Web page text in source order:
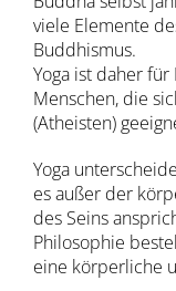
viele Elemente
Buddhismus.
Yoga ist daher
Menschen, die
(Atheisten)
Yoga
es außer der
des Seins
Philosophie
eine körperliche